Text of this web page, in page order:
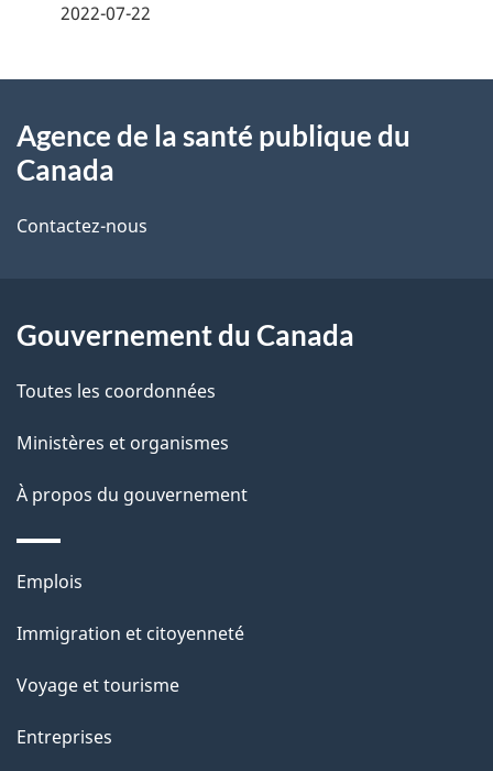
i
s
e
l
a
p
a
g
e
2022-07-22
propos
ce
Agence de la santé publique du
Canada
Contactez-nous
Gouvernement du Canada
Toutes les coordonnées
Ministères et organismes
À propos du gouvernement
Thèmes
sujets
Emplois
Immigration et citoyenneté
Voyage et tourisme
Entreprises